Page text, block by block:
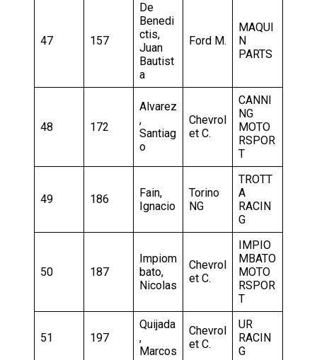
47 157
De
Benedi
ctis,
Juan
Bautist
a
Ford M.
MAQUI
N
PARTS
48 172
Alvarez
,
Santiag
o
Chevrol
et C.
CANNI
NG
MOTO
RSPOR
T
49 186
Fain,
Ignacio
Torino
NG
TROTT
A
RACIN
G
50 187
Impiom
bato,
Nicolas
Chevrol
et C.
IMPIO
MBATO
MOTO
RSPOR
T
51 197
Quijada
,
Marcos
Chevrol
et C.
UR
RACIN
G